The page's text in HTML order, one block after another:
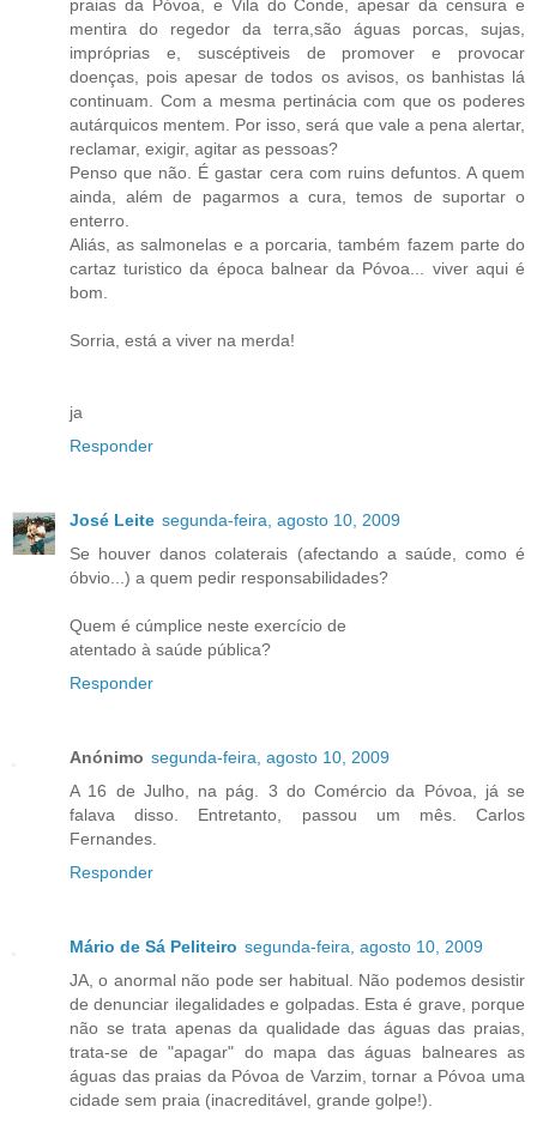
praias da Póvoa, e Vila do Conde, apesar da censura e
mentira do regedor da terra,são águas porcas, sujas,
impróprias e, suscéptiveis de promover e provocar
doenças, pois apesar de todos os avisos, os banhistas lá
continuam. Com a mesma pertinácia com que os poderes
autárquicos mentem. Por isso, será que vale a pena alertar,
reclamar, exigir, agitar as pessoas?
Penso que não. É gastar cera com ruins defuntos. A quem
ainda, além de pagarmos a cura, temos de suportar o
enterro.
Aliás, as salmonelas e a porcaria, também fazem parte do
cartaz turistico da época balnear da Póvoa... viver aqui é
bom.
Sorria, está a viver na merda!
ja
Responder
José Leite segunda-feira, agosto 10, 2009
Se houver danos colaterais (afectando a saúde, como é
óbvio...) a quem pedir responsabilidades?
Quem é cúmplice neste exercício de
atentado à saúde pública?
Responder
Anónimo segunda-feira, agosto 10, 2009
A 16 de Julho, na pág. 3 do Comércio da Póvoa, já se
falava disso. Entretanto, passou um mês. Carlos
Fernandes.
Responder
Mário de Sá Peliteiro segunda-feira, agosto 10, 2009
JA, o anormal não pode ser habitual. Não podemos desistir
de denunciar ilegalidades e golpadas. Esta é grave, porque
não se trata apenas da qualidade das águas das praias,
trata-se de "apagar" do mapa das águas balneares as
águas das praias da Póvoa de Varzim, tornar a Póvoa uma
cidade sem praia (inacreditável, grande golpe!).